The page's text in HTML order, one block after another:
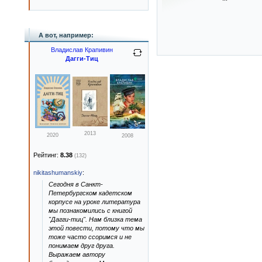
А вот, например:
Владислав Крапивин
Дагги-Тиц
2020 2013 2008
Рейтинг: 8.38 (132)
nikitashumanskiy:
Сегодня в Санкт-
Петербургском кадетском
корпусе на уроке литература
мы познакомились с книгой
"Дагги-тиц". Нам близка тема
этой повести, потому что мы
тоже часто ссоримся и не
понимаем друг друга.
Выражаем автору